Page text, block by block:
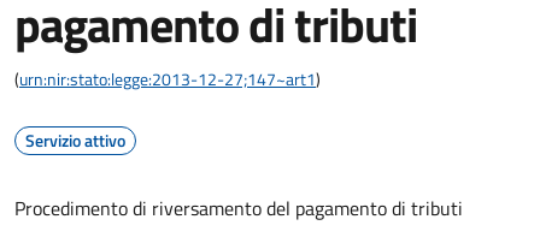
pagamento di tributi
(urn:nir:stato:legge:2013-12-27;147~art1)
Servizio attivo
Procedimento di riversamento del pagamento di tributi